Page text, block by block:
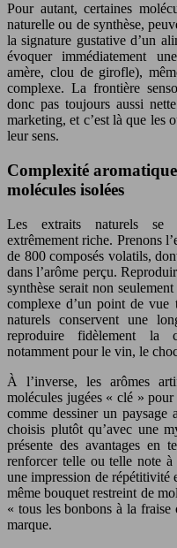
Pour autant, certaines
naturelle ou de synthèse,
la signature gustative d’un
évoquer immédiatement
amère, clou de girofle),
complexe. La frontière
donc pas toujours aussi
marketing, et c’est là que les
leur sens.
Complexité
molécules isolées
Les extraits naturels se
extrêmement riche. Prenons
de 800 composés volatils,
dans l’arôme perçu.
synthèse serait non
complexe d’un point de vue
naturels conservent une
reproduire fidèlement la
notamment pour le vin, le
À l’inverse, les arômes
molécules jugées « clé »
comme dessiner un paysage
choisis plutôt qu’avec une
présente des avantages en
renforcer telle ou telle note
une impression de
même bouquet restreint de
« tous les bonbons à la
marque.